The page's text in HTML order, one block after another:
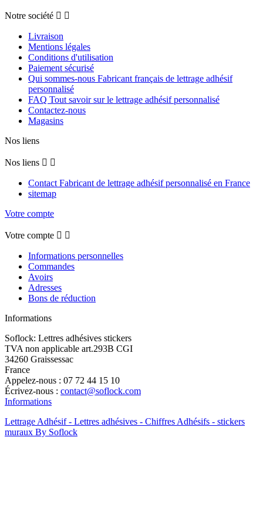
Notre société  
Livraison
Mentions légales
Conditions d'utilisation
Paiement sécurisé
Qui sommes-nous Fabricant français de lettrage adhésif
personnalisé
FAQ Tout savoir sur le lettrage adhésif personnalisé
Contactez-nous
Magasins
Nos liens
Nos liens  
Contact Fabricant de lettrage adhésif personnalisé en France
sitemap
Votre compte
Votre compte  
Informations personnelles
Commandes
Avoirs
Adresses
Bons de réduction
Informations
Soflock: Lettres adhésives stickers
TVA non applicable art.293B CGI
34260 Graissessac
France
Appelez-nous : 07 72 44 15 10
Écrivez-nous : contact@soflock.com
Informations
Lettrage Adhésif - Lettres adhésives - Chiffres Adhésifs - stickers
muraux By Soflock